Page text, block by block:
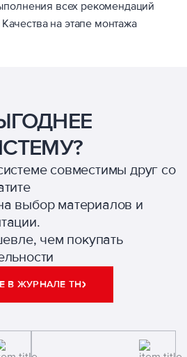
всех рекомендаций
на этапе монтажа
совместимы друг со
выбор материалов и
чем покупать
В ЖУРНАЛЕ ТН